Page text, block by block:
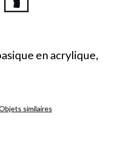
en acrylique,
similaires